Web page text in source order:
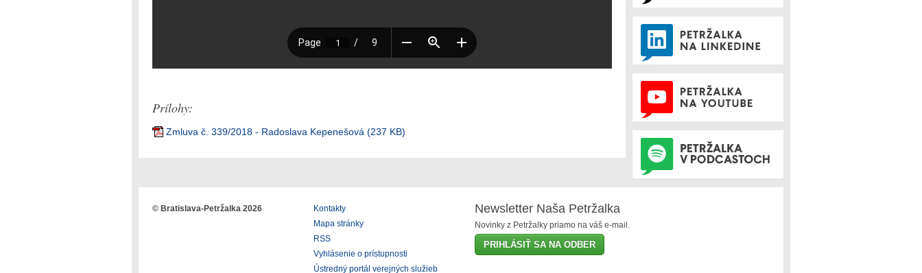
Prílohy:
Zmluva č. 339/2018 - Radoslava Kepenešová (237 KB)
© Bratislava-Petržalka 2026
Kontakty
Mapa stránky
RSS
Vyhlásenie o prístupnosti
Ústredný portál verejných služieb
Newsletter Naša Petržalka
Novinky z Petržalky priamo na váš e-mail.
PRIHLÁSIŤ SA NA ODBER